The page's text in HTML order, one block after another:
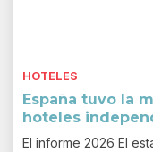
HOTELES
España tuvo la
hoteles
El informe 2026 El